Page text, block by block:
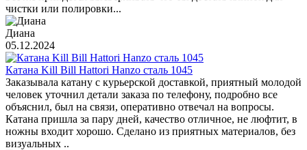
чистки или полировки...
Диана
05.12.2024
Катана Kill Bill Hattori Hanzo сталь 1045
Заказывала катану с курьерской доставкой, приятный молодой
человек уточнил детали заказа по телефону, подробно все
объяснил, был на связи, оперативно отвечал на вопросы.
Катана пришла за пару дней, качество отличное, не люфтит, в
ножны входит хорошо. Сделано из приятных материалов, без
визуальных ..